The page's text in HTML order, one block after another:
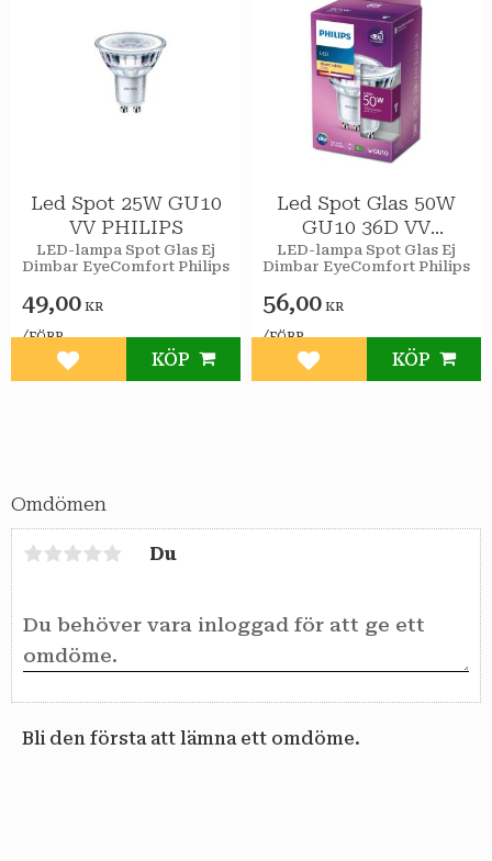
Omdömen
Du
Bli den första att lämna ett omdöme.
Led Spot 25W GU10
VV PHILIPS
LED-lampa Spot Glas Ej
Dimbar EyeComfort Philips
49,00 KR
/FÖRP
Lägg till i favoriter
KÖP
Led Spot Glas 50W
GU10 36D VV
PHILIPS
LED-lampa Spot Glas Ej
Dimbar EyeComfort Philips
56,00 KR
/FÖRP
Lägg till i favoriter
KÖP